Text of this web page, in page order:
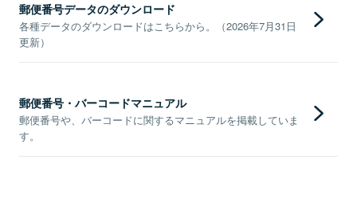
郵便番号データのダウンロード
各種データのダウンロードはこちらから。（2026年7月31日
更新）
郵便番号・バーコードマニュアル
郵便番号や、バーコードに関するマニュアルを掲載していま
す。